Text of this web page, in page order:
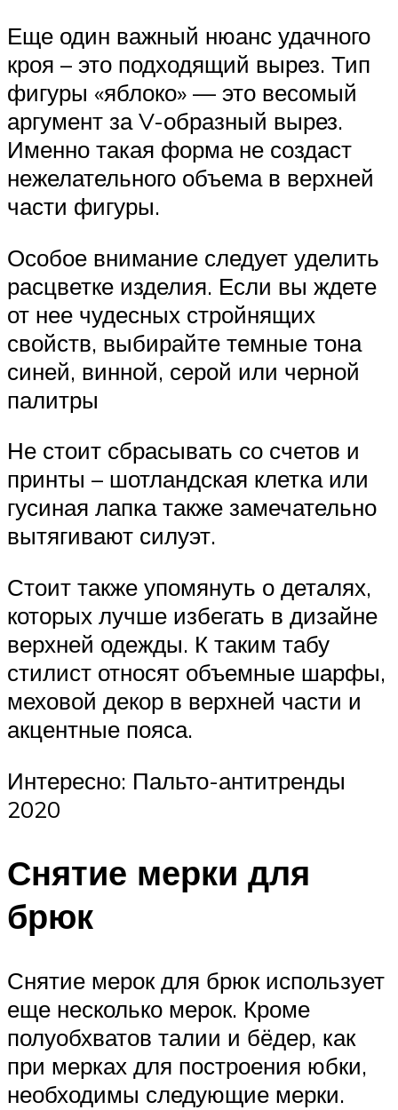
Еще один важный нюанс удачного
кроя – это подходящий вырез. Тип
фигуры «яблоко» — это весомый
аргумент за V-образный вырез.
Именно такая форма не создаст
нежелательного объема в верхней
части фигуры.
Особое внимание следует уделить
расцветке изделия. Если вы ждете
от нее чудесных стройнящих
свойств, выбирайте темные тона
синей, винной, серой или черной
палитры
Не стоит сбрасывать со счетов и
принты – шотландская клетка или
гусиная лапка также замечательно
вытягивают силуэт.
Стоит также упомянуть о деталях,
которых лучше избегать в дизайне
верхней одежды. К таким табу
стилист относят объемные шарфы,
меховой декор в верхней части и
акцентные пояса.
Интересно: Пальто-антитренды
2020
Снятие мерки для
брюк
Снятие мерок для брюк использует
еще несколько мерок. Кроме
полуобхватов талии и бёдер, как
при мерках для построения юбки,
необходимы следующие мерки.